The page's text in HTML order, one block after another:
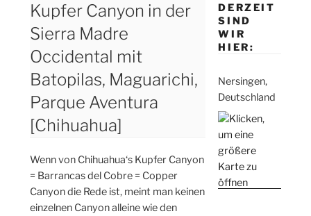
Kupfer Canyon in der
Sierra Madre
Occidental mit
Batopilas, Maguarichi,
Parque Aventura
[Chihuahua]
Wenn von Chihuahua‘s Kupfer Canyon
= Barrancas del Cobre = Copper
Canyon die Rede ist, meint man keinen
einzelnen Canyon alleine wie den
DERZEIT
SIND
WIR
HIER:
Nersingen,
Deutschland